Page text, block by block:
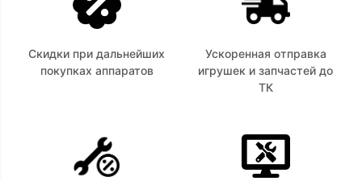
Скидки при дальнейших
покупках аппаратов
Ускоренная отправка
игрушек и запчастей до
ТК